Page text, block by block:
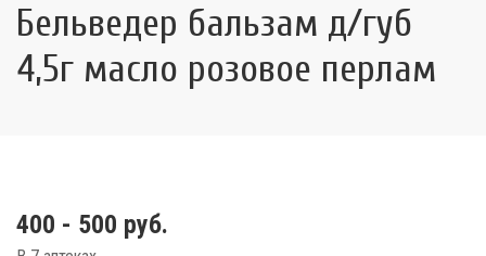
Бельведер бальзам д/губ
4,5г масло розовое перлам
400 - 500 руб.